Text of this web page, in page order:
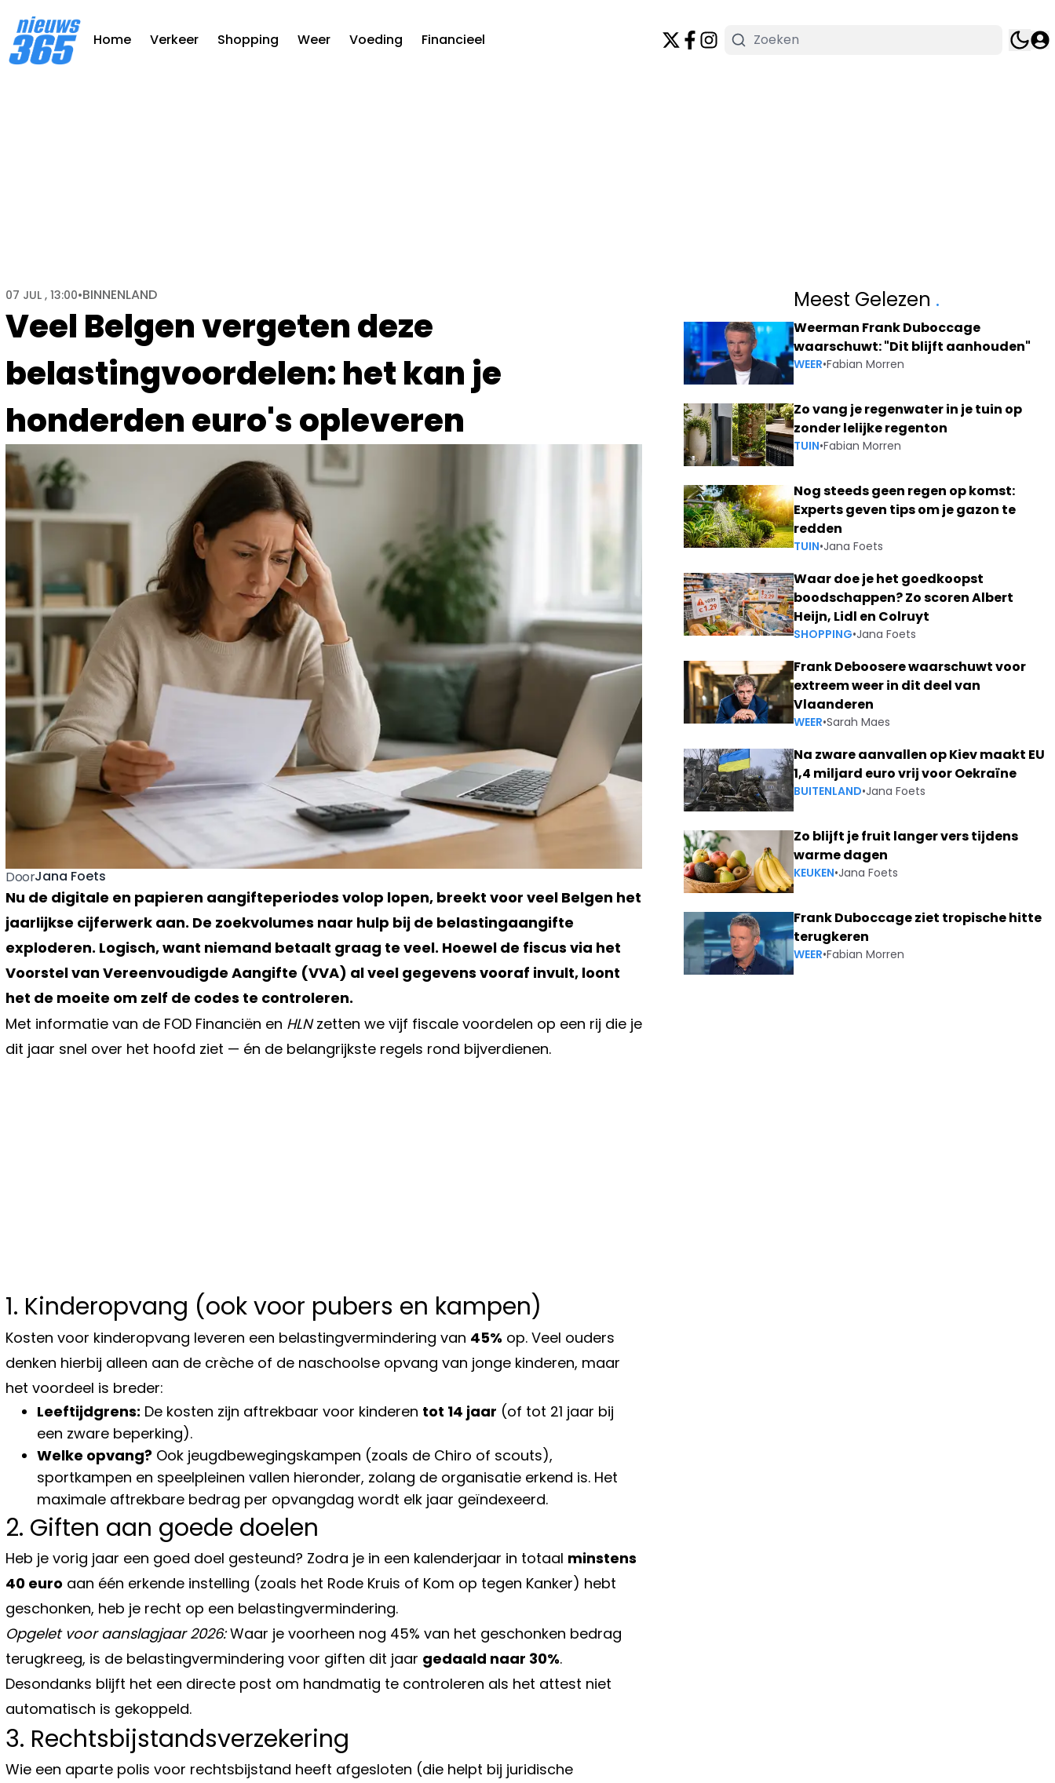
Home Verkeer Shopping Weer Voeding Financieel
Veel Belgen vergeten deze
belastingvoordelen: het kan je
honderden euro's opleveren
07 JUL , 13:00•BINNENLAND
DoorJana Foets
Nu de digitale en papieren aangifteperiodes volop lopen, breekt voor veel Belgen het
jaarlijkse cijferwerk aan. De zoekvolumes naar hulp bij de belastingaangifte
exploderen. Logisch, want niemand betaalt graag te veel. Hoewel de fiscus via het
Voorstel van Vereenvoudigde Aangifte (VVA) al veel gegevens vooraf invult, loont
het de moeite om zelf de codes te controleren.
Met informatie van de FOD Financiën en HLNzetten we vijf fiscale voordelen op een rij die je
dit jaar snel over het hoofd ziet — én de belangrijkste regels rond bijverdienen.
1. Kinderopvang (ook voor pubers en kampen)
Kosten voor kinderopvang leveren een belastingvermindering van 45% op. Veel ouders
denken hierbij alleen aan de crèche of de naschoolse opvang van jonge kinderen, maar
het voordeel is breder:
Leeftijdgrens: De kosten zijn aftrekbaar voor kinderen tot 14 jaar (of tot 21 jaar bij
een zware beperking).
Welke opvang? Ook jeugdbewegingskampen (zoals de Chiro of scouts),
sportkampen en speelpleinen vallen hieronder, zolang de organisatie erkend is. Het
maximale aftrekbare bedrag per opvangdag wordt elk jaar geïndexeerd.
2. Giften aan goede doelen
Heb je vorig jaar een goed doel gesteund? Zodra je in een kalenderjaar in totaal minstens
40 euro aan één erkende instelling (zoals het Rode Kruis of Kom op tegen Kanker) hebt
geschonken, heb je recht op een belastingvermindering.
Opgelet voor aanslagjaar 2026:Waar je voorheen nog 45% van het geschonken bedrag
terugkreeg, is de belastingvermindering voor giften dit jaar gedaald naar 30%.
Desondanks blijft het een directe post om handmatig te controleren als het attest niet
automatisch is gekoppeld.
3. Rechtsbijstandsverzekering
Wie een aparte polis voor rechtsbijstand heeft afgesloten (die helpt bij juridische
Meest Gelezen .
Weerman Frank Duboccage
waarschuwt: "Dit blijft aanhouden"
WEER•Fabian Morren
Zo vang je regenwater in je tuin op
zonder lelijke regenton
TUIN•Fabian Morren
Nog steeds geen regen op komst:
Experts geven tips om je gazon te
redden
TUIN•Jana Foets
Waar doe je het goedkoopst
boodschappen? Zo scoren Albert
Heijn, Lidl en Colruyt
SHOPPING•Jana Foets
Frank Deboosere waarschuwt voor
extreem weer in dit deel van
Vlaanderen
WEER•Sarah Maes
Na zware aanvallen op Kiev maakt EU
1,4 miljard euro vrij voor Oekraïne
BUITENLAND•Jana Foets
Zo blijft je fruit langer vers tijdens
warme dagen
KEUKEN•Jana Foets
Frank Duboccage ziet tropische hitte
terugkeren
WEER•Fabian Morren